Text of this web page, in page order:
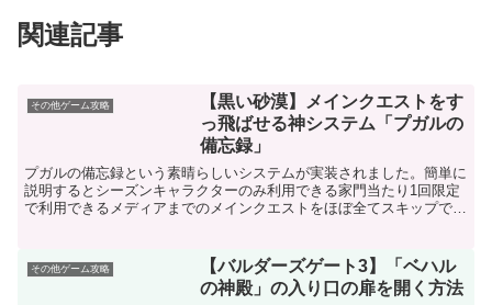
関連記事
その他ゲーム攻略
【黒い砂漠】メインクエストをす
っ飛ばせる神システム「プガルの
備忘録」
プガルの備忘録という素晴らしいシステムが実装されました。簡単に
説明するとシーズンキャラクターのみ利用できる家門当たり1回限定
で利用できるメディアまでのメインクエストをほぼ全てスキップでき
その他ゲーム攻略
【バルダーズゲート3】「ベハル
の神殿」の入り口の扉を開く方法